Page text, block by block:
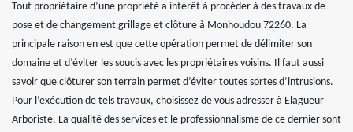
Tout propriétaire d’une propriété a intérêt à procéder à des travaux de
pose et de changement grillage et clôture à Monhoudou 72260. La
principale raison en est que cette opération permet de délimiter son
domaine et d’éviter les soucis avec les propriétaires voisins. Il faut aussi
savoir que clôturer son terrain permet d’éviter toutes sortes d’intrusions.
Pour l’exécution de tels travaux, choisissez de vous adresser à Elagueur
Arboriste. La qualité des services et le professionnalisme de ce dernier sont